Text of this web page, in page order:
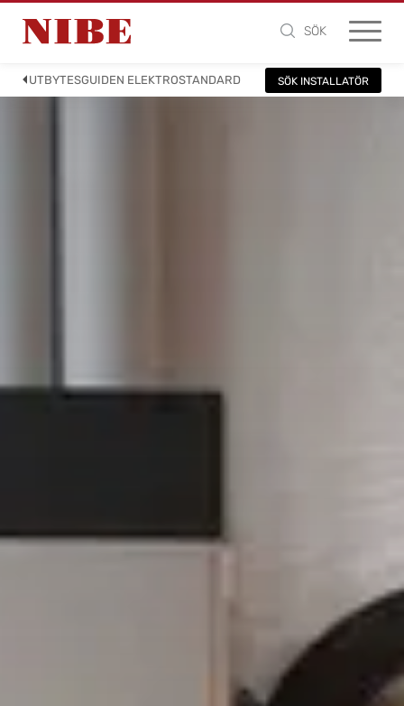
SÖK
UTBYTESGUIDEN ELEKTROSTANDARD SÖK INSTALLATÖR